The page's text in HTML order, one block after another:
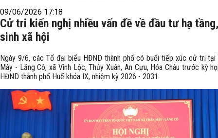
09/06/2026 17:18
Cử tri kiến nghị nhiều vấn đề về đầu tư hạ
sinh xã hội
Ngày 9/6, các Tổ đại biểu HĐND thành phố có buổi tiếp xúc cử tri tại
Mây - Lăng Cô, xã Vinh Lộc, Thủy Xuân, An Cựu, Hóa Châu trước kỳ
HĐND thành phố Huế khóa IX, nhiệm kỳ 2026 - 2031.